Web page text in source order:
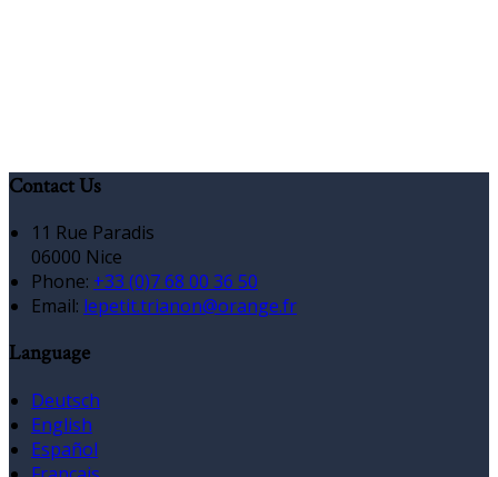
Contact Us
11 Rue Paradis
06000 Nice
Phone: +33 (0)7 68 00 36 50
Email: lepetit.trianon@orange.fr
Language
Deutsch
English
Español